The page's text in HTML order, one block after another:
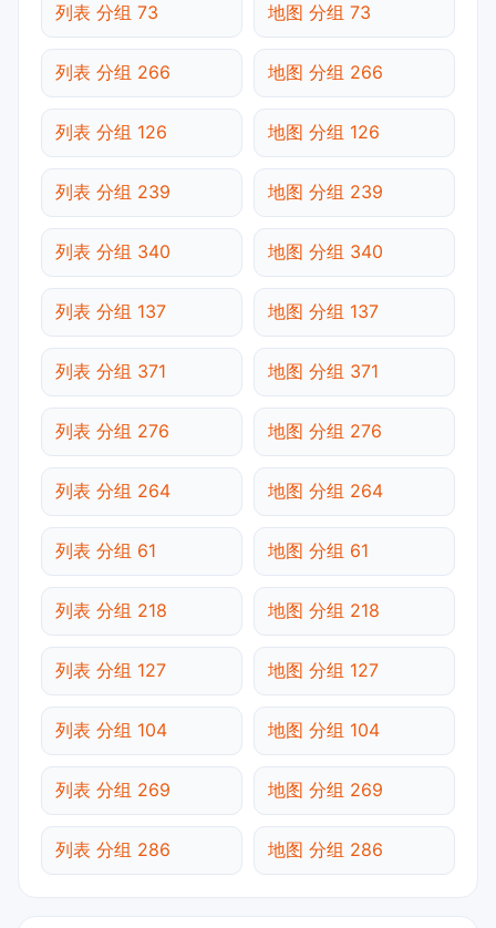
列表 分组 73 地图 分组 73
列表 分组 266 地图 分组 266
列表 分组 126 地图 分组 126
列表 分组 239 地图 分组 239
列表 分组 340 地图 分组 340
列表 分组 137 地图 分组 137
列表 分组 371 地图 分组 371
列表 分组 276 地图 分组 276
列表 分组 264 地图 分组 264
列表 分组 61 地图 分组 61
列表 分组 218 地图 分组 218
列表 分组 127 地图 分组 127
列表 分组 104 地图 分组 104
列表 分组 269 地图 分组 269
列表 分组 286 地图 分组 286